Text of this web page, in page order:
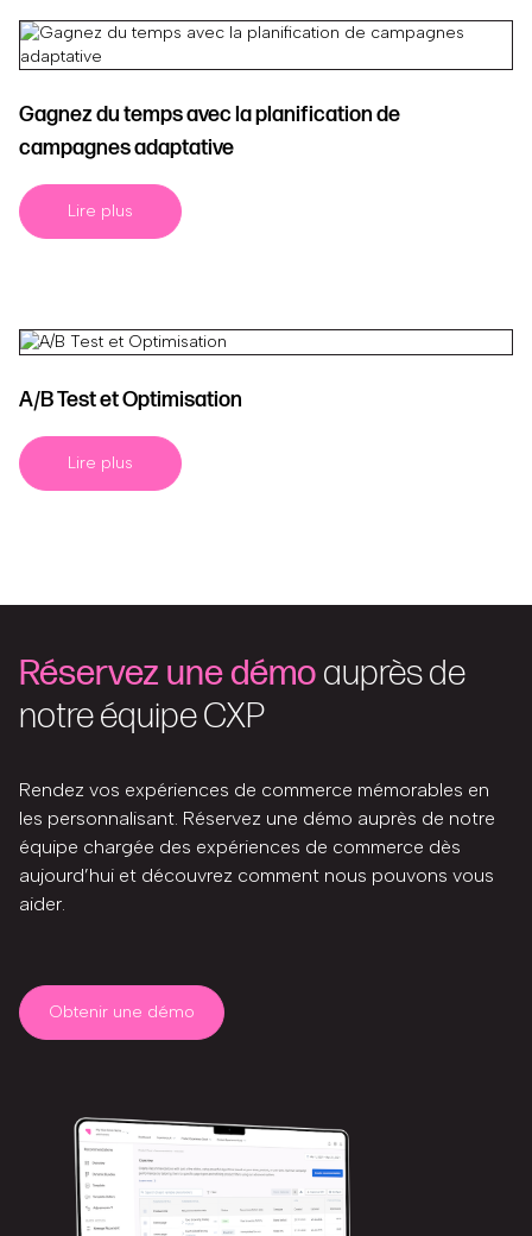
Gagnez du temps avec la planification de
campagnes adaptative
Lire plus
A/B Test et Optimisation
Lire plus
Réservez une démoauprès de
notre équipe CXP
Rendez vos expériences de commerce mémorables en
les personnalisant. Réservez une démo auprès de notre
équipe chargée des expériences de commerce dès
aujourd’hui et découvrez comment nous pouvons vous
aider.
Obtenir une démo